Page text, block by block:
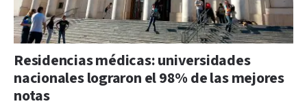
Residencias médicas: universidades
nacionales lograron el 98% de las mejores
notas